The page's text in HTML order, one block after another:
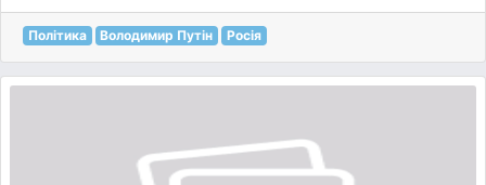
Політика Володимир Путін Росія